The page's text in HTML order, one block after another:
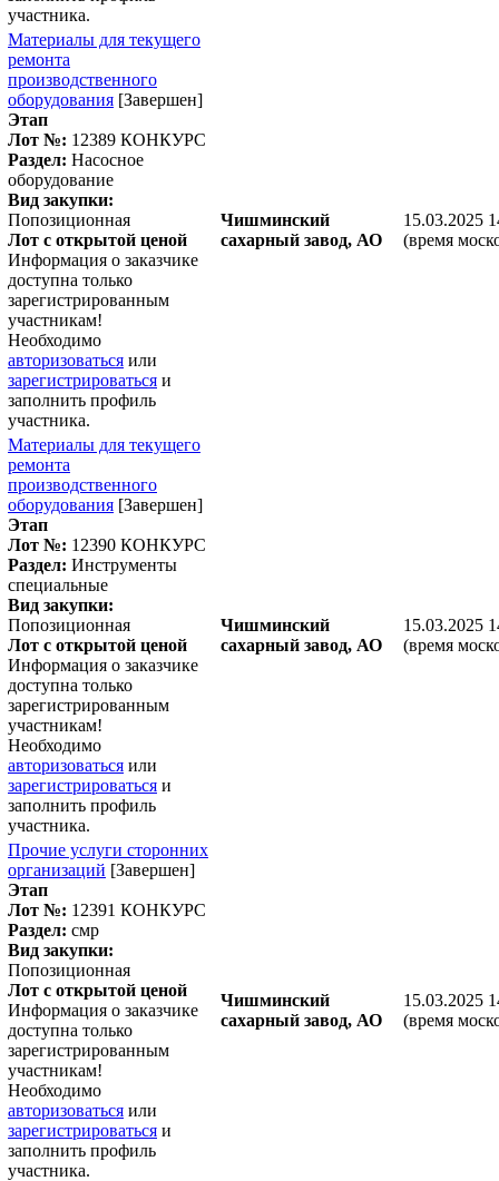
участника.
Материалы для текущего
ремонта
производственного
оборудования [Завершен]
Этап
Лот №: 12389 КОНКУРС
Раздел: Насосное
оборудование
Вид закупки:
Попозиционная
Лот с открытой ценой
Информация о заказчике
доступна только
зарегистрированным
участникам!
Необходимо
авторизоваться или
зарегистрироваться и
заполнить профиль
участника.
Чишминский
сахарный завод, АО
15.03.2025
(время
Материалы для текущего
ремонта
производственного
оборудования [Завершен]
Этап
Лот №: 12390 КОНКУРС
Раздел: Инструменты
специальные
Вид закупки:
Попозиционная
Лот с открытой ценой
Информация о заказчике
доступна только
зарегистрированным
участникам!
Необходимо
авторизоваться или
зарегистрироваться и
заполнить профиль
участника.
Чишминский
сахарный завод, АО
15.03.2025
(время
Прочие услуги сторонних
организаций [Завершен]
Этап
Лот №: 12391 КОНКУРС
Раздел: смр
Вид закупки:
Попозиционная
Лот с открытой ценой
Информация о заказчике
доступна только
зарегистрированным
участникам!
Необходимо
авторизоваться или
зарегистрироваться и
заполнить профиль
участника.
Чишминский
сахарный завод, АО
15.03.2025
(время